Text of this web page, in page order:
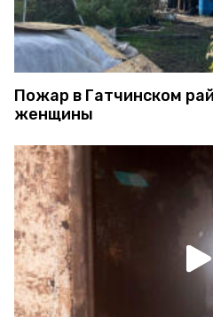
Пожар в Гатчинском
женщины